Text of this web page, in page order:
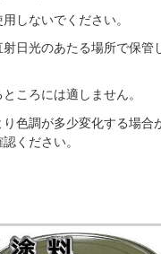
しないでください。
日光のあたる場所で保管
ころには適しません。
色調が多少変化する場合
ください。